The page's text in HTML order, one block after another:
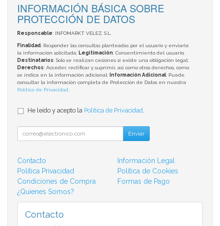
INFORMACIÓN BÁSICA SOBRE
PROTECCIÓN DE DATOS
Responsable: INFOMARKT VELEZ, S.L.
Finalidad: Responder las consultas planteadas por el usuario y enviarle
la información solicitada; Legitimación: Consentimiento del usuario;
Destinatarios: Solo se realizan cesiones si existe una obligación legal;
Derechos: Acceder, rectificar y suprimir, así como otros derechos, como
se indica en la información adicional;
Información Adicional: Puede
consultar la información completa de Protección de Datos en nuestra
Política de Privacidad
He leído y acepto la Política de Privacidad
Enviar
Contacto
Información Legal
Política Privacidad
Política de Cookies
Condiciones de Compra
Formas de Pago
¿Quienes Somos?
Contacto